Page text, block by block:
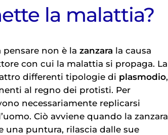
la malattia?
non è la zanzara la causa
con cui la malattia si propaga. La
differenti tipologie di plasmodio,
al regno dei protisti. Per
necessariamente replicarsi
Ciò avviene quando la zanzara
una puntura, rilascia dalle sue